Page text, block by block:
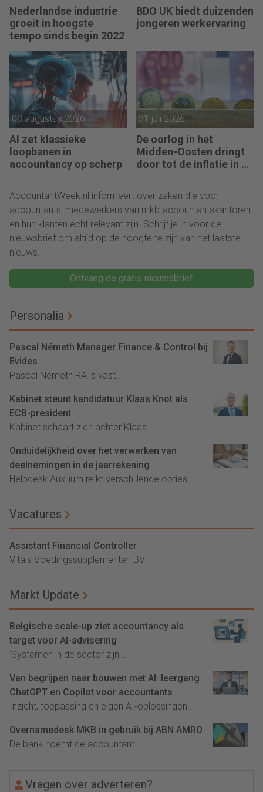
Nederlandse industrie
groeit in hoogste
tempo sinds begin 2022
BDO UK biedt duizenden
jongeren werkervaring
03 augustus 2026
AI zet klassieke
loopbanen in
accountancy op scherp
31 juli 2026
De oorlog in het
Midden-Oosten dringt
door tot de inflatie in de
AccountantWeek.nl informeert over zaken die voor
accountants, medewerkers van mkb-accountantskantoren
en hun klanten écht relevant zijn. Schrijf je in voor de
nieuwsbrief om altijd op de hoogte te zijn van het laatste
nieuws.
Ontvang de gratis nieuwsbrief
Personalia
Pascal Németh Manager Finance & Control bij
Evides
Pascal Németh RA is vast...
Kabinet steunt kandidatuur Klaas Knot als
ECB-president
Kabinet schaart zich achter Klaas...
Onduidelijkheid over het verwerken van
deelnemingen in de jaarrekening
Helpdesk Auxilium reikt verschillende opties...
Vacatures
Assistant Financial Controller
Vitals Voedingssupplementen BV
Markt Update
Belgische scale-up ziet accountancy als
target voor AI-advisering
'Systemen in de sector zijn...
Van begrijpen naar bouwen met AI: leergang
ChatGPT en Copilot voor accountants
Inzicht, toepassing en eigen AI-oplossingen...
Overnamedesk MKB in gebruik bij ABN AMRO
De bank noemt de accountant...
Vragen over adverteren?